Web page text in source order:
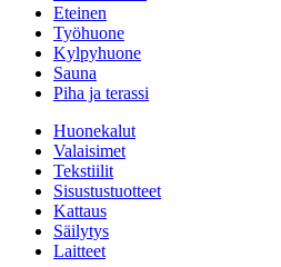
Eteinen
Työhuone
Kylpyhuone
Sauna
Piha ja terassi
Huonekalut
Valaisimet
Tekstiilit
Sisustustuotteet
Kattaus
Säilytys
Laitteet